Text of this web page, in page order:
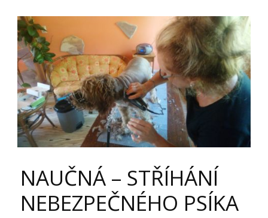
NAUČNÁ – STŘÍHÁNÍ
NEBEZPEČNÉHO PSÍKA